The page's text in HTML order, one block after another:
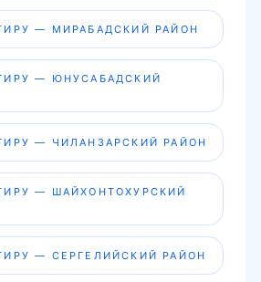
— МИРАБАДСКИЙ РАЙОН
— ЮНУСАБАДСКИЙ
— ЧИЛАНЗАРСКИЙ РАЙОН
— ШАЙХОНТОХУРСКИЙ
— СЕРГЕЛИЙСКИЙ РАЙОН